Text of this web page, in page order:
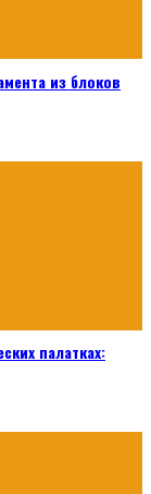
из блоков
палатках: